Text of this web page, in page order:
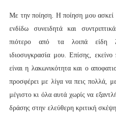
Με την ποίηση. Η ποίηση μου ασκεί
ενδίδω συνειδητά και
πιότερο από τα λοιπά είδη
ιδιοσυγκρασία μου. Επίσης,
είναι η λακωνικότητα και ο
προσφέρει με λίγα να πεις πολλά,
μέγιστο κι όλα αυτά χωρίς να
δράσης στην ελεύθερη κριτική